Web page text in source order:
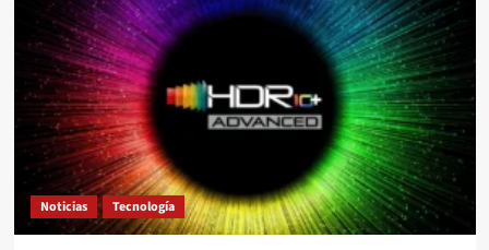
Noticias Tecnología